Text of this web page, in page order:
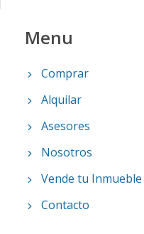
Menu
Comprar
Alquilar
Asesores
Nosotros
Vende tu Inmueble
Contacto